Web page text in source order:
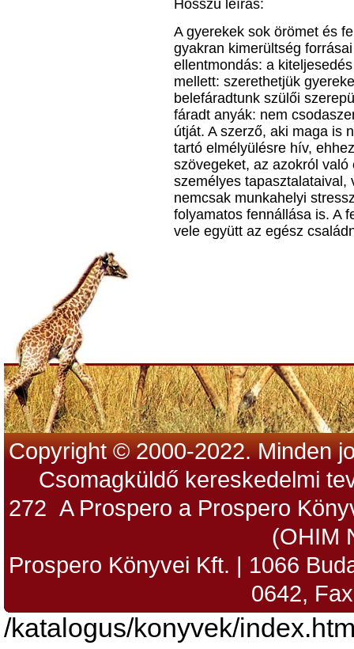
Hosszú leírás:
A gyerekek sok örömet és
gyakran kimerültség
ellentmondás: a
mellett: szerethetjük
belefáradtunk szülői
fáradt anyák: nem
útját. A szerző, aki maga is
tartó elmélyülésre hív,
szövegeket, az azokról
személyes tapasztalataival,
nemcsak munkahelyi
folyamatos fennállása is. A
vele együtt az egész
Copyright © 2000-2022. Minden
Csomagküldő kereskedelmi
272 A Prospero a Prospero
(OHIM
Prospero Könyvei Kft. | 1066
0642,
/katalogus/konyvek/